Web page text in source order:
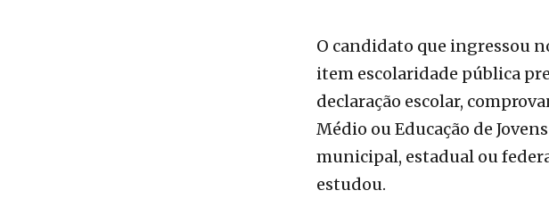
declaração escolar,
Médio ou Educação de
municipal, estadual ou
estudou.
Caso o requerente de